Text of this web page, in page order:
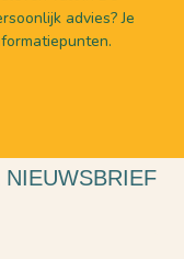
advies? Je